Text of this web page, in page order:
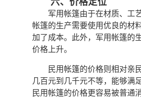
军用帐篷由于在材质、工
帐篷的生产需要使用优良的材
加了成本。此外，军用帐篷的
价格上升。
民用帐篷的价格则相对亲
几百元到几千元不等，能够满
民用帐篷的价格更容易被普通